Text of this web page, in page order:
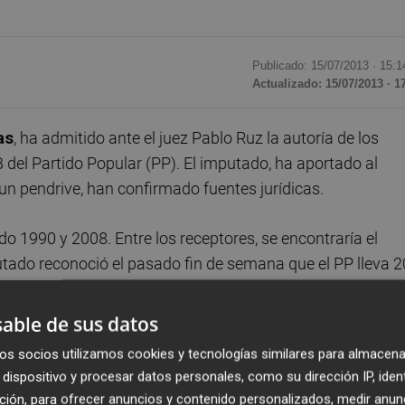
Publicado: 15/07/2013 ·
Actualizado: 15/07/2013 ·
, ha admitido ante el juez Pablo Ruz la autoría de los
Partido Popular (PP). El imputado, ha aportado al
pendrive, han confirmado fuentes jurídicas.
1990 y 2008. Entre los receptores, se encontraría el
reconoció el pasado fin de semana que el PP lleva
según publicó el periódico El Mundo.
el que se encargaba de recibir el dinero, que se le
del PP en la calle Génova de Madrid. Los fajos de
de sus datos
socios utilizamos cookies y tecnologías similares para
y procesar datos personales, como su dirección IP,
para ofrecer anuncios y contenido personalizados, medir